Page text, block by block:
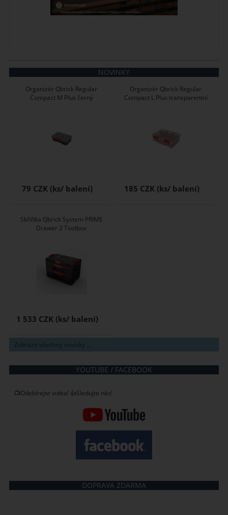
NOVINKY
Organizér Qbrick Regular
Compact M Plus černý
79 CZK
Organizér Qbrick Regular
Compact L Plus transparentní
185 CZK
Skříňka Qbrick System PRIME
Drawer 2 Toolbox
1 533 CZK
Zobrazit všechny novinky ...
YOUTUBE / FACEBOOK
📺Odebírejte videa! 👍Sledujte nás!
DOPRAVA ZDARMA